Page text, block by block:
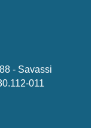
- Savassi
011